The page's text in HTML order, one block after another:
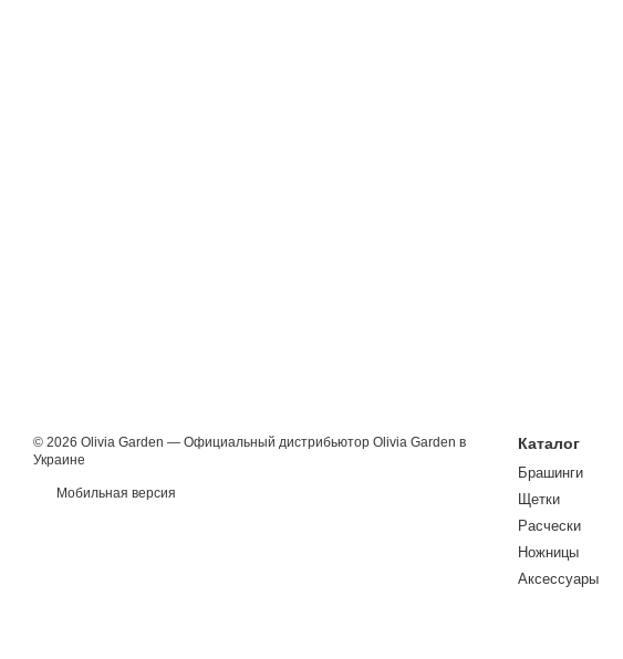
© 2026 Olivia Garden — Официальный дистрибьютор Olivia Garden в
Украине
Мобильная версия
Каталог
Брашинги
Щетки
Расчески
Ножницы
Аксессуары